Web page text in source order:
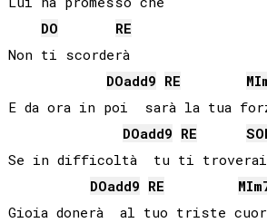
DO
RE
Non ti scorderà
DOadd9 RE MI
E da ora in poi  sarà la tua
DOadd9 RE
Se in difficoltà  tu ti troverai
DOadd9 RE MI
Gioia donerà  al tuo triste